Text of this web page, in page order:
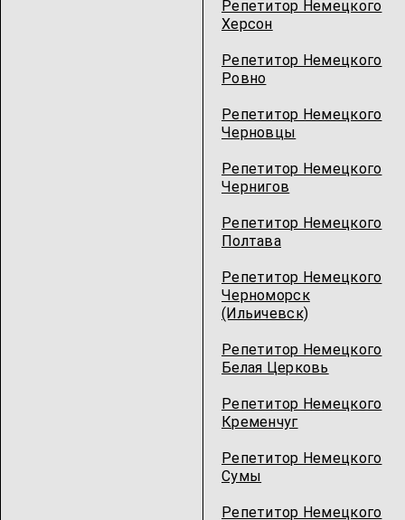
Репетитор Немецкого
Херсон
Репетитор Немецкого
Ровно
Репетитор Немецкого
Черновцы
Репетитор Немецкого
Чернигов
Репетитор Немецкого
Полтава
Репетитор Немецкого
Черноморск
(Ильичевск)
Репетитор Немецкого
Белая Церковь
Репетитор Немецкого
Кременчуг
Репетитор Немецкого
Сумы
Репетитор Немецкого